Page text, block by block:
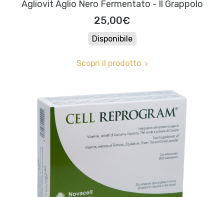
Agliovit Aglio Nero Fermentato - Il Grappolo
25,00€
Disponibile
Scopri il prodotto